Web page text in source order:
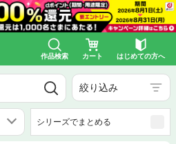
作品検索 カート はじめての方へ
絞り込み
シリーズでまとめる